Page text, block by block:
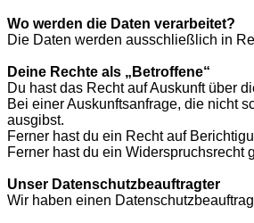
Wo werden die Daten verarbeitet?
Die Daten werden ausschließlich in
Deine Rechte als „Betroffene“
Du hast das Recht auf Auskunft über
Bei einer Auskunftsanfrage, die nicht
ausgibst.
Ferner hast du ein Recht auf
Ferner hast du ein Widerspruchsrecht
Unser Datenschutzbeauftragter
Wir haben einen